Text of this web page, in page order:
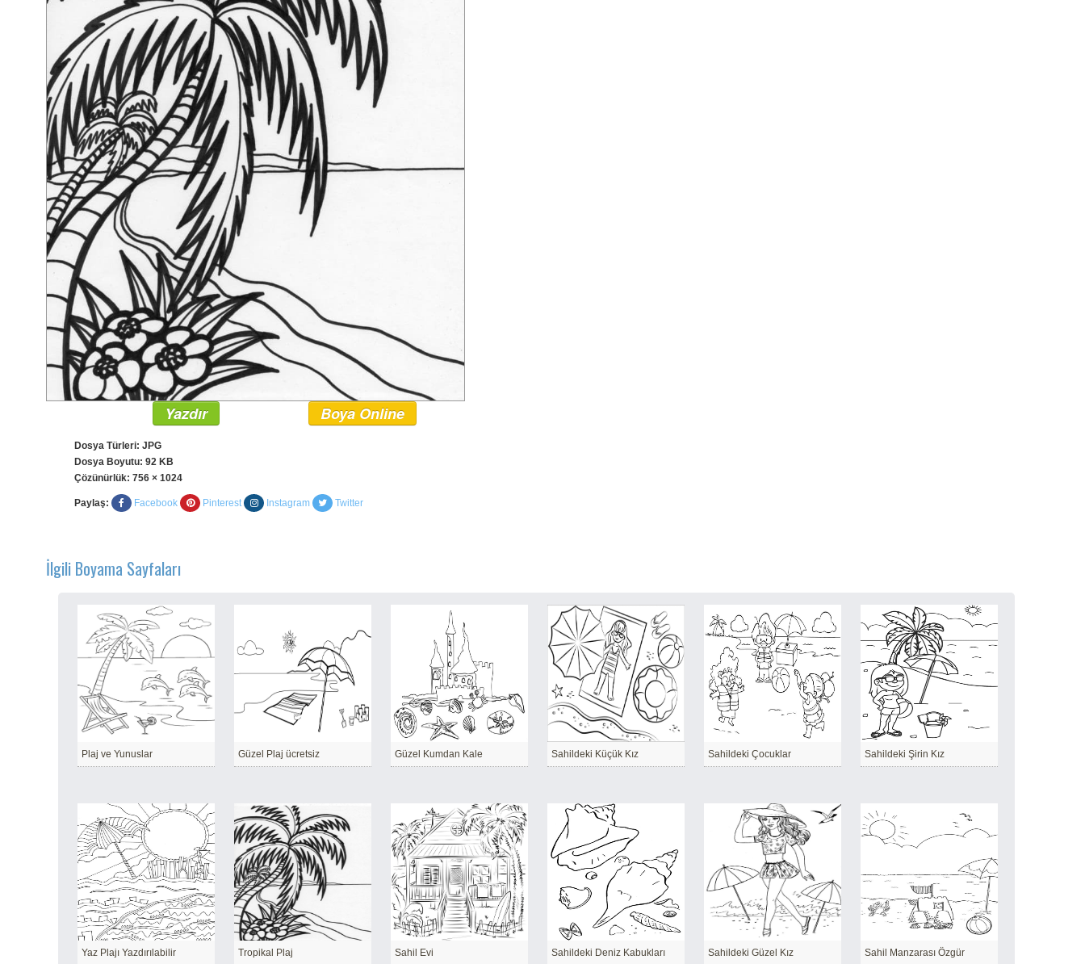
Yazdır Boya Online
Dosya Türleri: JPG
Dosya Boyutu: 92 KB
Çözünürlük: 756 × 1024
Paylaş: Facebook Pinterest Instagram Twitter
İlgili Boyama Sayfaları
Plaj ve Yunuslar Güzel Plaj ücretsiz Güzel Kumdan Kale Sahildeki Küçük Kız Sahildeki Çocuklar Sahildeki Şirin Kız
Yaz Plajı Yazdırılabilir Tropikal Plaj Sahil Evi Sahildeki Deniz Kabukları Sahildeki Güzel Kız Sahil Manzarası Özgür